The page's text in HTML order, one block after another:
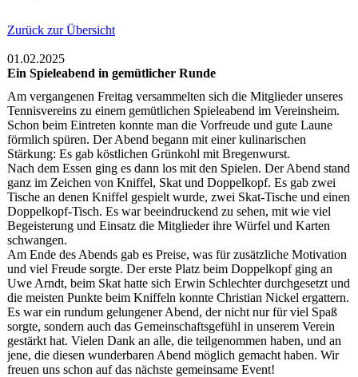
Zurück zur Übersicht
01.02.2025
Ein Spieleabend in gemütlicher Runde
Am vergangenen Freitag versammelten sich die Mitglieder unseres
Tennisvereins zu einem gemütlichen Spieleabend im Vereinsheim.
Schon beim Eintreten konnte man die Vorfreude und gute Laune
förmlich spüren. Der Abend begann mit einer kulinarischen
Stärkung: Es gab köstlichen Grünkohl mit Bregenwurst.
Nach dem Essen ging es dann los mit den Spielen. Der Abend stand
ganz im Zeichen von Kniffel, Skat und Doppelkopf. Es gab zwei
Tische an denen Kniffel gespielt wurde, zwei Skat-Tische und einen
Doppelkopf-Tisch. Es war beeindruckend zu sehen, mit wie viel
Begeisterung und Einsatz die Mitglieder ihre Würfel und Karten
schwangen.
Am Ende des Abends gab es Preise, was für zusätzliche Motivation
und viel Freude sorgte. Der erste Platz beim Doppelkopf ging an
Uwe Arndt, beim Skat hatte sich Erwin Schlechter durchgesetzt und
die meisten Punkte beim Kniffeln konnte Christian Nickel ergattern.
Es war ein rundum gelungener Abend, der nicht nur für viel Spaß
sorgte, sondern auch das Gemeinschaftsgefühl in unserem Verein
gestärkt hat. Vielen Dank an alle, die teilgenommen haben, und an
jene, die diesen wunderbaren Abend möglich gemacht haben. Wir
freuen uns schon auf das nächste gemeinsame Event!